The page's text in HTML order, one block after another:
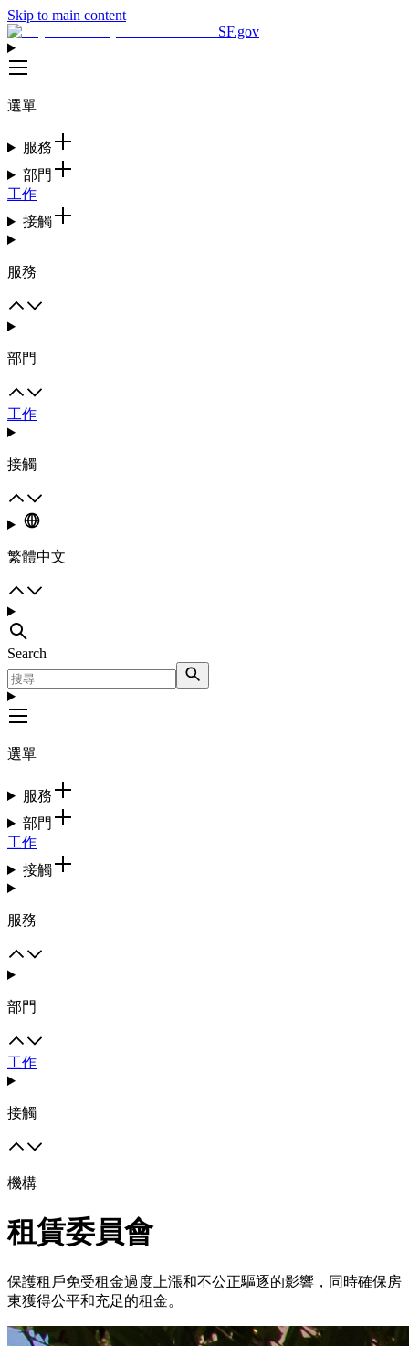
Skip to main content
SF.gov
選單
服務
部門
工作
接觸
服務
部門
工作
接觸
繁體中文
Search
選單
服務
部門
工作
接觸
服務
部門
工作
接觸
機構
租賃委員會
保護租戶免受租金過度上漲和不公正驅逐的影響，同時確保房
東獲得公平和充足的租金。